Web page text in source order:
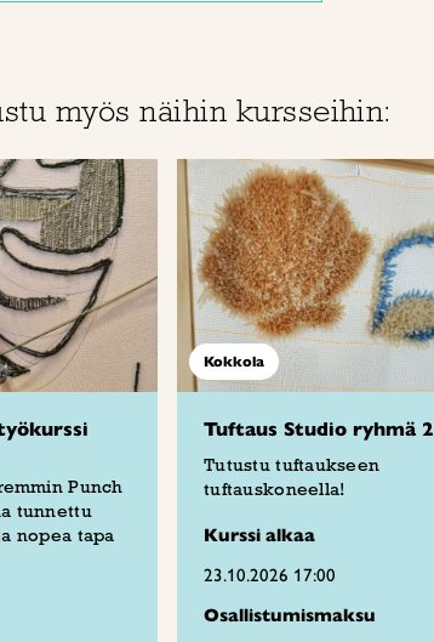
myös näihin kursseihin:
Punch
tunnettu
nopea tapa
Kokkola
Tuftaus Studio ryhmä 2
Tutustu tuftaukseen
tuftauskoneella!
Kurssi alkaa
23.10.2026 17:00
Osallistumismaksu